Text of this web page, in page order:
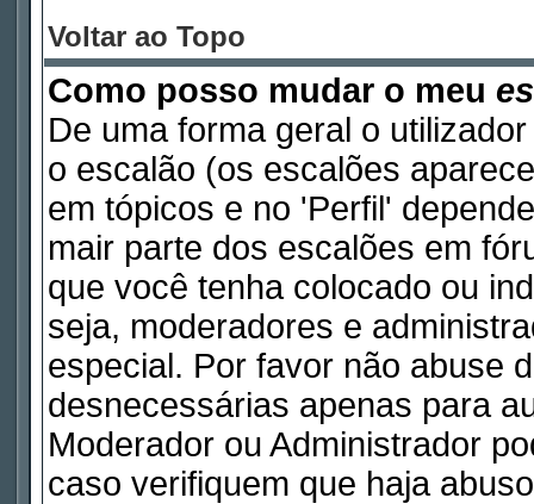
Voltar ao Topo
Como posso mudar o meu
De uma forma geral o
o escalão (os escalões
em tópicos e no 'Perfil'
mair parte dos escalões em
que você tenha colocado ou
seja, moderadores e
especial. Por favor não abuse
desnecessárias apenas para
Moderador ou Administrador
caso verifiquem que haja